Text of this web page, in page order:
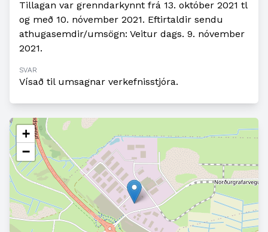
Tillagan var grenndarkynnt frá 13. október 2021 tl
og með 10. nóvember 2021. Eftirtaldir sendu
athugasemdir/umsögn: Veitur dags. 9. nóvember
2021.
SVAR
Vísað til umsagnar verkefnisstjóra.
+
−